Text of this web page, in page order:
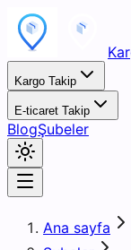
Kargo Takip
E-ticaret Takip
BlogŞubeler
Ana sayfa